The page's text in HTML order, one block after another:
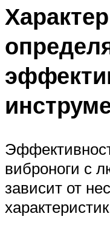
виброноги с
зависит от